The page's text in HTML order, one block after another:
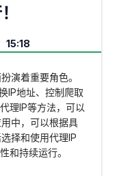
演着重要角色。
IP地址、控制爬取
理IP等方法，可以
中，可以根据具
择和使用代理IP
和持续运行。